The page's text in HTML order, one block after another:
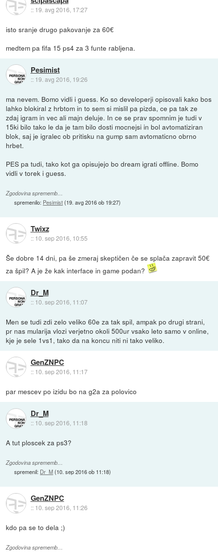
:: 19. avg 2016, 17:27
isto sranje drugo pakovanje za 60€
medtem pa fifa 15 ps4 za 3 funte rabljena.
Pesimist
:: 19. avg 2016, 19:26
ma nevem. Bomo vidli i guess. Ko so developerji opisovali kako bos
lahko blokiral z hrbtom in to sem si mislil pa pizda, ce pa tak ze
zdaj igram in vec ali majn deluje. In ce se prav spomnim je tudi v
15ki bilo tako le da je tam bilo dosti mocnejsi in bol avtomatiziran
blok, saj je igralec ob pritisku na gump sam avtomaticno obrno
hrbet.
PES pa tudi, tako kot ga opisujejo bo dream igrati offline. Bomo
vidli v torek i guess.
Zgodovina sprememb…
spremenilo: Pesimist(19. avg 2016 ob 19:27)
Twixz
:: 10. sep 2016, 10:55
Še dobre 14 dni, pa še zmeraj skeptičen če se splača zapravit 50€
za špil? A je že kak interface in game podan?
Dr_M
:: 10. sep 2016, 11:07
Men se tudi zdi zelo veliko 60e za tak spil, ampak po drugi strani,
pr nas mularija vlozi verjetno okoli 500ur vsako leto samo v online,
kje je sele 1vs1, tako da na koncu niti ni tako veliko.
GenZNPC
:: 10. sep 2016, 11:17
par mescev po izidu bo na g2a za polovico
Dr_M
:: 10. sep 2016, 11:18
A tut ploscek za ps3?
Zgodovina sprememb…
spremenil: Dr_M(10. sep 2016 ob 11:18)
GenZNPC
:: 10. sep 2016, 11:26
kdo pa se to dela ;)
Zgodovina sprememb…